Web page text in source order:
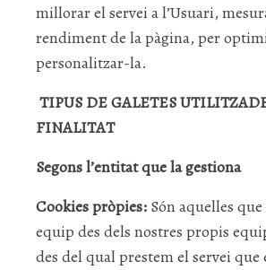
millorar el servei a l’Usuari,
rendiment de la pàgina, per
personalitzar-la.
TIPUS DE GALETES
FINALITAT
Segons l’entitat que la gestiona
Cookies pròpies: Són aquelles
equip des dels nostres propis
des del qual prestem el servei que